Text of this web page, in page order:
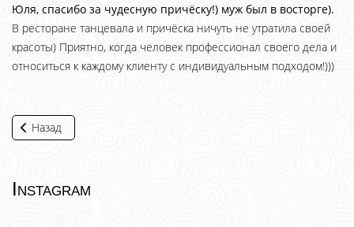
Юля, спасибо за чудесную причёску!) муж был в восторге).
В ресторане танцевала и причёска ничуть не утратила своей
красоты) Приятно, когда человек профессионал своего дела и
относиться к каждому клиенту с индивидуальным подходом!)))
Назад
Instagram